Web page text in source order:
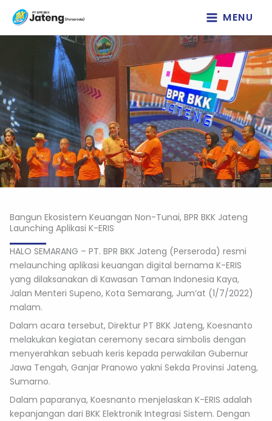
Lewati
konten
MENU
Bangun Ekosistem Keuangan Non-Tunai, BPR BKK Jateng
Launching Aplikasi K-ERIS
HALO SEMARANG – PT. BPR BKK Jateng (Perseroda) resmi
melaunching aplikasi keuangan digital bernama K-ERIS
yang dilaksanakan di Kawasan Taman Indonesia Kaya,
Jalan Menteri Supeno, Kota Semarang, Jum’at (1/7/2022)
malam.
Dalam acara tersebut, Direktur PT BKK Jateng, Koesnanto
melakukan kegiatan ceremony secara simbolis dengan
menyerahkan sebuah keris kepada perwakilan Gubernur
Jawa Tengah, Ganjar Pranowo yakni Sekda Provinsi Jateng,
Sumarno.
Dalam paparanya, Koesnanto menjelaskan K-ERIS adalah
kepanjangan dari BKK Elektronik Integrasi Sistem. Dengan